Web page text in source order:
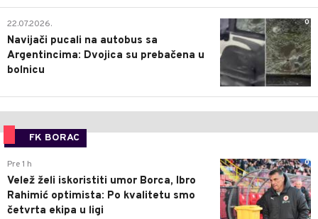
0
22.07.2026.
Navijači pucali na autobus sa
Argentincima: Dvojica su prebačena u
bolnicu
FK BORAC
0
Pre 1 h
Velež želi iskoristiti umor Borca, Ibro
Rahimić optimista: Po kvalitetu smo
četvrta ekipa u ligi